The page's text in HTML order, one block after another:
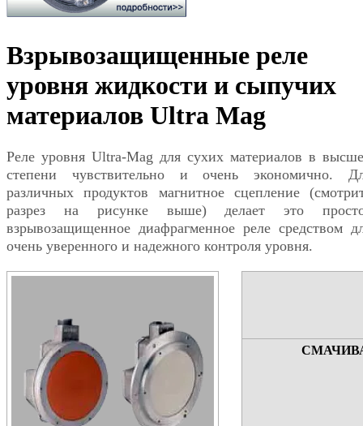
Взрывозащищенные реле
уровня жидкости и сыпучих
материалов Ultra Mag
Реле уровня Ultra-Mag для сухих материалов в
степени чувствительно и очень экономично.
различных продуктов магнитное сцепление
разрез на рисунке выше) делает это
взрывозащищенное диафрагменное реле средством
очень уверенного и надежного контроля уровня.